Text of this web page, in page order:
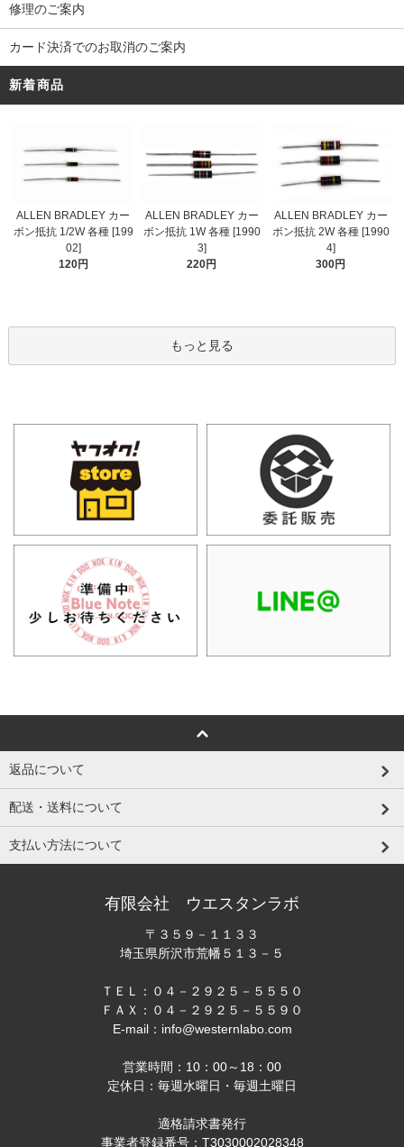
修理のご案内
カード決済でのお取消のご案内
新着商品
ALLEN BRADLEY カー
ボン抵抗 1/2W 各種 [199
02]
120円
ALLEN BRADLEY カー
ボン抵抗 1W 各種 [1990
3]
220円
ALLEN BRADLEY カー
ボン抵抗 2W 各種 [1990
4]
300円
もっと見る
返品について
配送・送料について
支払い方法について
有限会社 ウエスタンラボ
〒３５９－１１３３
埼玉県所沢市荒幡５１３－５
ＴＥＬ：０４－２９２５－５５５０
ＦＡＸ：０４－２９２５－５５９０
E-mail：info@westernlabo.com
営業時間：10：00～18：00
定休日：毎週水曜日・毎週土曜日
適格請求書発行
事業者登録番号：T3030002028348